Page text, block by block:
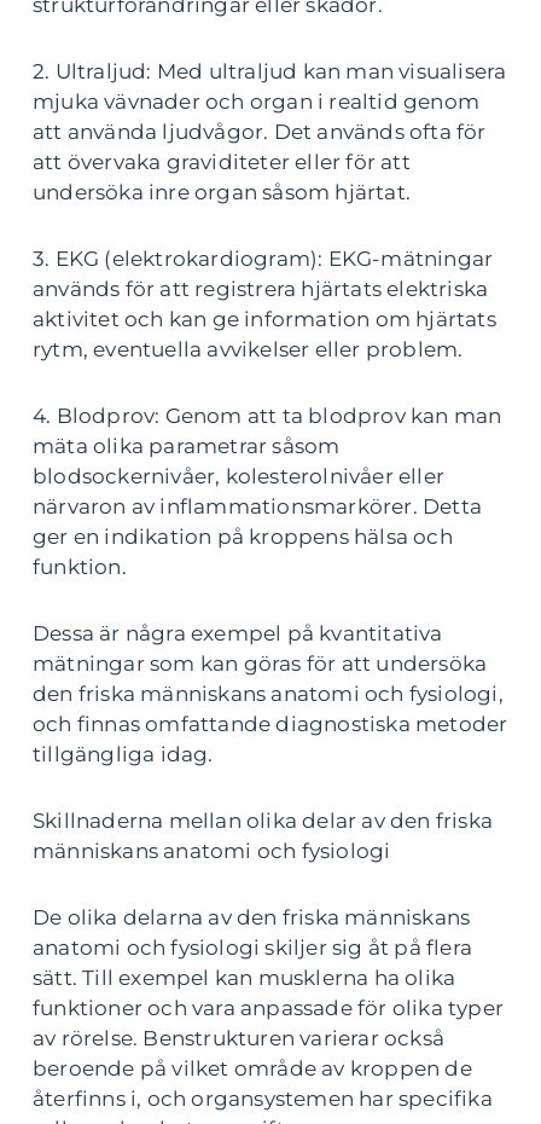
2. Ultraljud: Med ultraljud kan man visualisera
mjuka vävnader och organ i realtid genom
att använda ljudvågor. Det används ofta för
att övervaka graviditeter eller för att
undersöka inre organ såsom hjärtat.
3. EKG (elektrokardiogram): EKG-mätningar
används för att registrera hjärtats elektriska
aktivitet och kan ge information om hjärtats
rytm, eventuella avvikelser eller problem.
4. Blodprov: Genom att ta blodprov kan man
mäta olika parametrar såsom
blodsockernivåer, kolesterolnivåer eller
närvaron av inflammationsmarkörer. Detta
ger en indikation på kroppens hälsa och
funktion.
Dessa är några exempel på kvantitativa
mätningar som kan göras för att undersöka
den friska människans anatomi och fysiologi,
och finnas omfattande diagnostiska metoder
tillgängliga idag.
Skillnaderna mellan olika delar av den friska
människans anatomi och fysiologi
De olika delarna av den friska människans
anatomi och fysiologi skiljer sig åt på flera
sätt. Till exempel kan musklerna ha olika
funktioner och vara anpassade för olika typer
av rörelse. Benstrukturen varierar också
beroende på vilket område av kroppen de
återfinns i, och organsystemen har specifika